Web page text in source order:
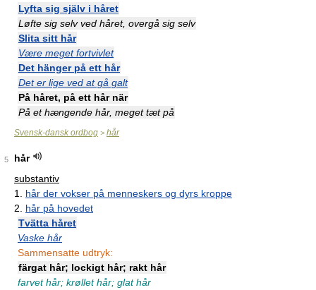
Lyfta sig själv i håret
Løfte sig selv ved håret, overgå sig selv
Slita sitt hår
Være meget fortvivlet
Det hänger på ett hår
Det er lige ved at gå galt
På håret, på ett hår när
På et hængende hår, meget tæt på
Svensk-dansk ordbog > hår
5
hår
substantiv
1. hår der vokser på menneskers og dyrs kroppe
2. hår på hovedet
Tvätta håret
Vaske hår
Sammensatte udtryk:
färgat hår; lockigt hår; rakt hår
farvet hår; krøllet hår; glat hår